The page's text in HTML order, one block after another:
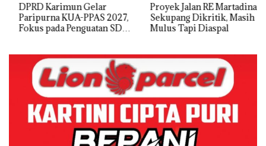
DPRD Karimun Gelar
Paripurna KUA-PPAS 2027,
Fokus pada Penguatan SDM,
Proyek Jalan RE Martadinata
Sekupang Dikritik, Masih
Mulus Tapi Diaspal